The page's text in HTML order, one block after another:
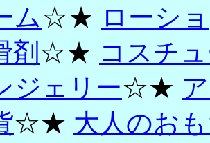
ム☆★ ローショ
剤 ☆★ コスチ
ジェリー☆★
☆★ 大人のお